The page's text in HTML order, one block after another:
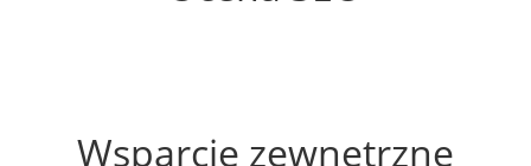
Wsparcie zewnętrzne